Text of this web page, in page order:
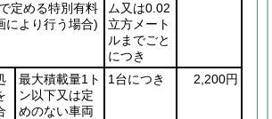
定める特別有料
により行う場合)
ム又は0.02
立方メート
ルまでごと
につき
最大積載量1ト
ン以下又は定
めのない車両
1台につき 2,200円